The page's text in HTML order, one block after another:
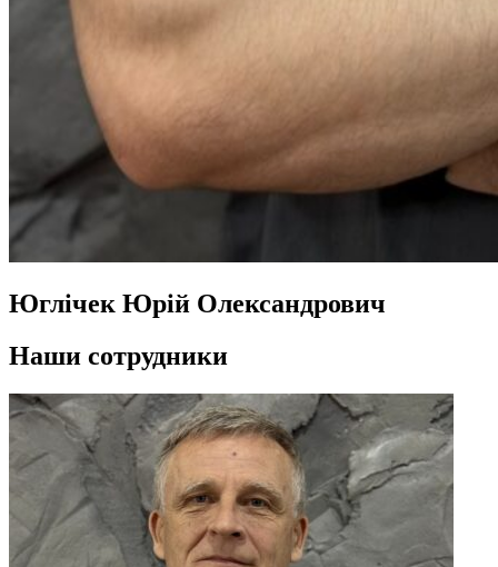
Юглічек Юрій Олександрович
Наши сотрудники